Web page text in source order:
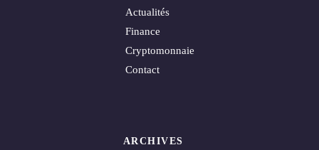
Actualités
Finance
Cryptomonnaie
Contact
ARCHIVES